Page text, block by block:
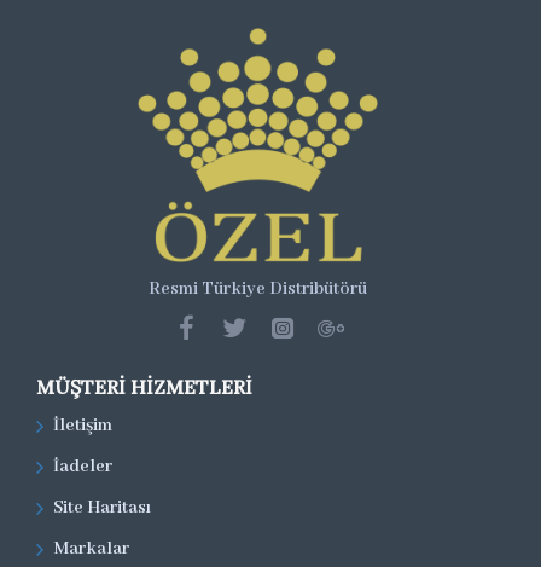
Resmi Türkiye Distribütörü
MÜŞTERI HIZMETLERI
İletişim
İadeler
Site Haritası
Markalar